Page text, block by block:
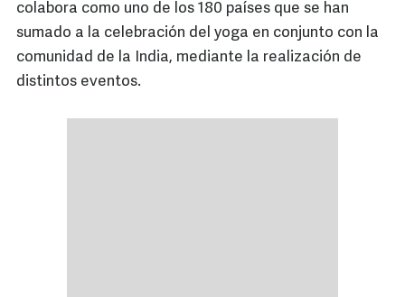
colabora como uno de los 180 países que se han
sumado a la celebración del yoga en conjunto con la
comunidad de la India, mediante la realización de
distintos eventos.